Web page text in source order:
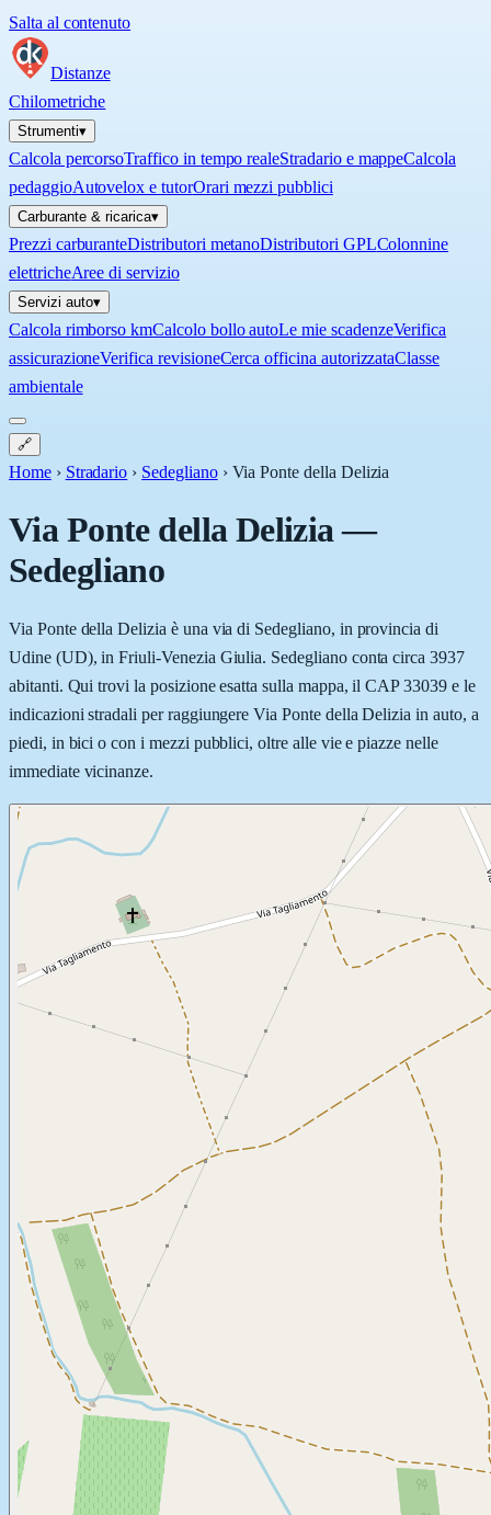
Salta al contenuto
Distanze
Chilometriche
Strumenti▾
Calcola percorsoTraffico in tempo realeStradario e mappeCalcola
pedaggioAutovelox e tutorOrari mezzi pubblici
Carburante & ricarica▾
Prezzi carburanteDistributori metanoDistributori GPLColonnine
elettricheAree di servizio
Servizi auto▾
Calcola rimborso kmCalcolo bollo autoLe mie scadenzeVerifica
assicurazioneVerifica revisioneCerca officina autorizzataClasse
ambientale
🔗
Home › Stradario › Sedegliano › Via Ponte della Delizia
Via Ponte della Delizia—
Sedegliano
Via Ponte della Delizia è una via di Sedegliano, in provincia di
Udine (UD), in Friuli-Venezia Giulia. Sedegliano conta circa 3937
abitanti. Qui trovi la posizione esatta sulla mappa, il CAP 33039 e le
indicazioni stradali per raggiungere Via Ponte della Delizia in auto, a
piedi, in bici o con i mezzi pubblici, oltre alle vie e piazze nelle
immediate vicinanze.